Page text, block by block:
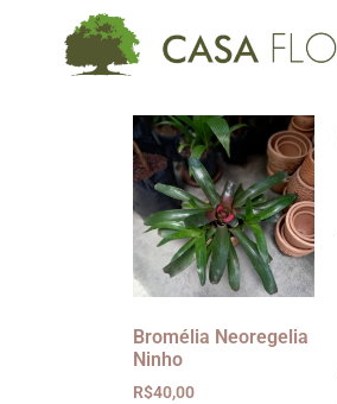
Bromélia Neoregelia
Ninho
R$40,00